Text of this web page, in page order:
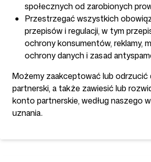
społecznych od zarobionych
Przestrzegać wszystkich
przepisów i regulacji, w tym
ochrony konsumentów, reklamy,
ochrony danych i zasad
Możemy zaakceptować lub odrzucić
partnerski, a także zawiesić lub
konto partnerskie, według naszego
uznania.